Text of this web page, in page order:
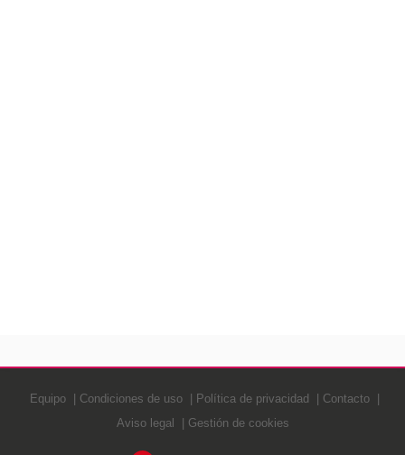
Equipo Condiciones de uso Política de privacidad
Contacto
Aviso legal
Gestión de cookies